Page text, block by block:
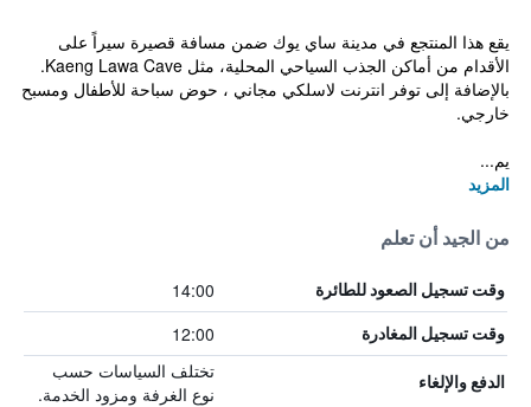
يقع هذا المنتجع في مدينة ساي يوك ضمن مسافة قصيرة سيراً على
الأقدام من أماكن الجذب السياحي المحلية، مثل Kaeng Lawa Cave.
بالإضافة إلى توفر انترنت لاسلكي مجاني ، حوض سباحة للأطفال ومسبح
خارجي.
يم...
المزيد
من الجيد أن تعلم
وقت تسجيل الصعود للطائرة 14:00
وقت تسجيل المغادرة 12:00
الدفع والإلغاء
تختلف السياسات حسب
نوع الغرفة ومزود الخدمة.